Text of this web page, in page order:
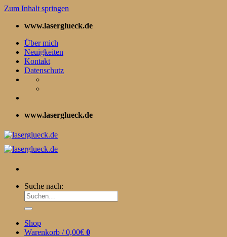
Zum Inhalt springen
www.laserglueck.de
Über mich
Neuigkeiten
Kontakt
Datenschutz
www.laserglueck.de
Suche nach:
Shop
Warenkorb /0,00€ 0